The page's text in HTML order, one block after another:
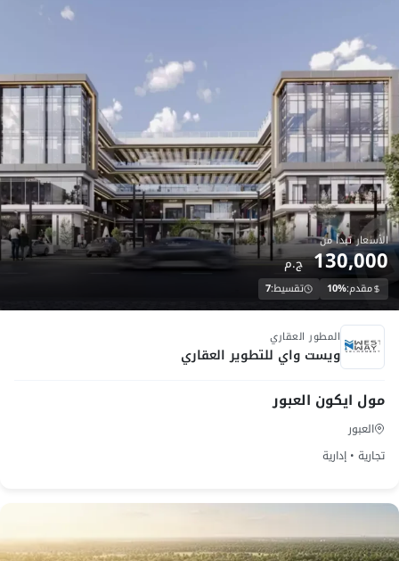
تحت الانشاء
الأسعار تبدأ من
130,000 ج.م
مقدم:10% تقسيط:7
المطور العقاري
ويست واي للتطوير العقاري
مول ايكون العبور
العبور
تجارية • إدارية